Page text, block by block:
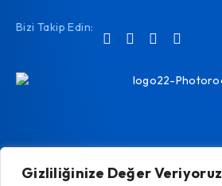
Gizliliğinize Değer Veriyoruz
Bizi Takip Edin: